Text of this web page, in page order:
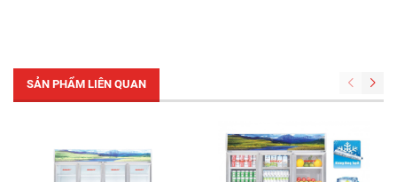
SẢN PHẨM LIÊN QUAN